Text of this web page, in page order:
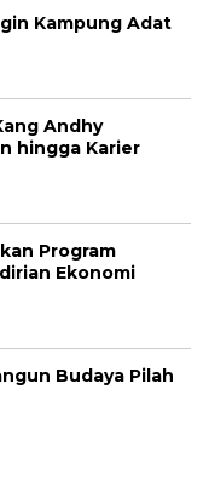
Kampung Adat
Andhy
hingga Karier
Program
Ekonomi
Budaya Pilah